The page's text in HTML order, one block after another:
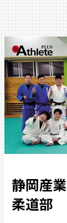
静岡産
柔道部